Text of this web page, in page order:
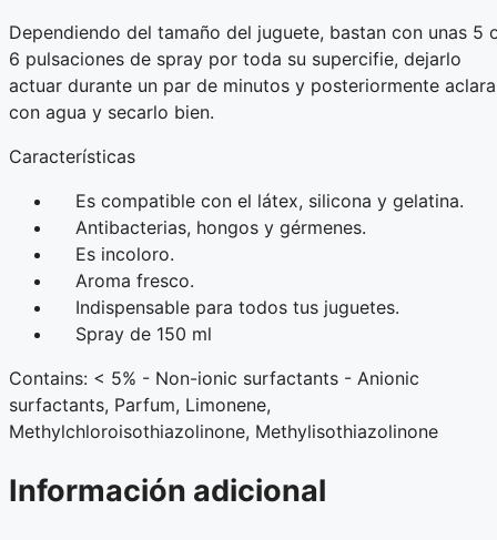
Dependiendo del tamaño del juguete, bastan con unas 5
6 pulsaciones de spray por toda su supercifie, dejarlo
actuar durante un par de minutos y posteriormente
con agua y secarlo bien.
Características
Es compatible con el látex, silicona y gelatina.
Antibacterias, hongos y gérmenes.
Es incoloro.
Aroma fresco.
Indispensable para todos tus juguetes.
Spray de 150 ml
Contains: < 5% - Non-ionic surfactants - Anionic
surfactants, Parfum, Limonene,
Methylchloroisothiazolinone, Methylisothiazolinone
Información adicional